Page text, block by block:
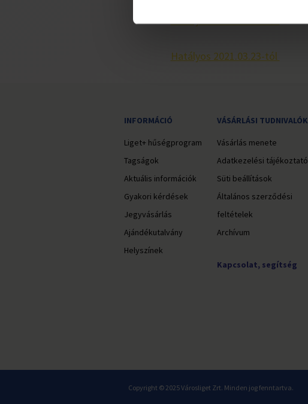
Hatályos 2023.10.27-től
Hatályos 2021.03.23-tól
INFORMÁCIÓ
Liget+ hűségprogram
Tagságok
Aktuális információk
Gyakori kérdések
Jegyvásárlás
Ajándékutalvány
Helyszínek
VÁSÁRLÁSI TUDNIVALÓK
Vásárlás menete
Adatkezelési tájékoztató
Süti beállítások
Általános szerződési
feltételek
Archívum
Kapcsolat, segítség
Copyright © 2025 Városliget Zrt. Minden jog fenntartva.